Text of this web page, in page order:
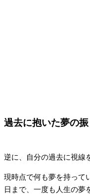
過去に抱いた夢の
逆に、自分の過去に視線
現時点で何も夢を持って
日まで、一度も人生の夢